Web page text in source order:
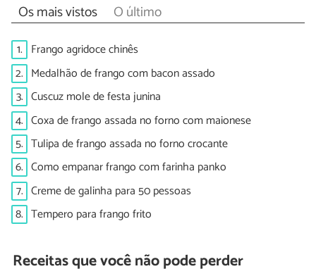
Os mais vistos O último
1. Frango agridoce chinês
2. Medalhão de frango com bacon assado
3. Cuscuz mole de festa junina
4. Coxa de frango assada no forno com maionese
5. Tulipa de frango assada no forno crocante
6. Como empanar frango com farinha panko
7. Creme de galinha para 50 pessoas
8. Tempero para frango frito
Receitas que você não pode perder